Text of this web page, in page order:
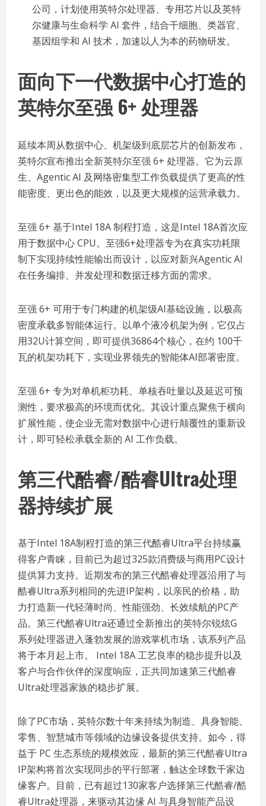
公司，计划使用英特尔处理器、专用芯片以及英特
尔健康与生命科学 AI 套件，结合干细胞、类器官、
基因组学和 AI 技术，加速以人为本的药物研发。
面向下一代数据中心打造的
英特尔至强 6+ 处理器
延续本周从数据中心、机架级到底层芯片的创新发布，
英特尔宣布推出全新英特尔至强 6+ 处理器。它为云原
生、Agentic AI 及网络密集型工作负载提供了更高的性
能密度、更出色的能效，以及更大规模的运营承载力。
至强 6+ 基于Intel 18A 制程打造，这是Intel 18A首次应
用于数据中心 CPU。至强6+处理器专为在真实功耗限
制下实现持续性能输出而设计，以应对新兴Agentic AI
在任务编排、并发处理和数据迁移方面的需求。
至强 6+ 可用于专门构建的机架级AI基础设施，以极高
密度承载多智能体运行。以单个液冷机架为例，它仅占
用32U计算空间，即可提供36864个核心，在约 100千
瓦的机架功耗下，实现业界领先的智能体AI部署密度。
至强 6+ 专为对单机柜功耗、单核吞吐量以及延迟可预
测性，要求极高的环境而优化。其设计重点聚焦于横向
扩展性能，使企业无需对数据中心进行颠覆性的重新设
计，即可轻松承载全新的 AI 工作负载。
第三代酷睿/酷睿Ultra处理
器持续扩展
基于Intel 18A制程打造的第三代酷睿Ultra平台持续赢
得客户青睐，目前已为超过325款消费级与商用PC设计
提供算力支持。近期发布的第三代酷睿处理器沿用了与
酷睿Ultra系列相同的先进IP架构，以亲民的价格，助
力打造新一代轻薄时尚、性能强劲、长效续航的PC产
品。第三代酷睿Ultra还通过全新推出的英特尔锐炫G
系列处理器进入蓬勃发展的游戏掌机市场，该系列产品
将于本月起上市。 Intel 18A 工艺良率的稳步提升以及
客户与合作伙伴的深度响应，正共同加速第三代酷睿
Ultra处理器家族的稳步扩展。
除了PC市场，英特尔数十年来持续为制造、具身智能、
零售、智慧城市等领域的边缘设备提供支持。如今，得
益于 PC 生态系统的规模效应，最新的第三代酷睿Ultra
IP架构将首次实现同步的平行部署，触达全球数千家边
缘客户。目前，已有超过130家客户选择第三代酷睿/酷
睿Ultra处理器，来驱动其边缘 AI 与具身智能产品设